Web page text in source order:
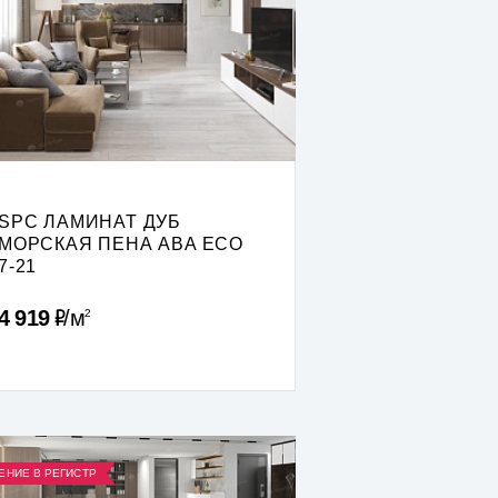
ЛАМИНАТ ДУБ
ПЕНА ABA ECO
21
919Р м2
В РЕГИСТР